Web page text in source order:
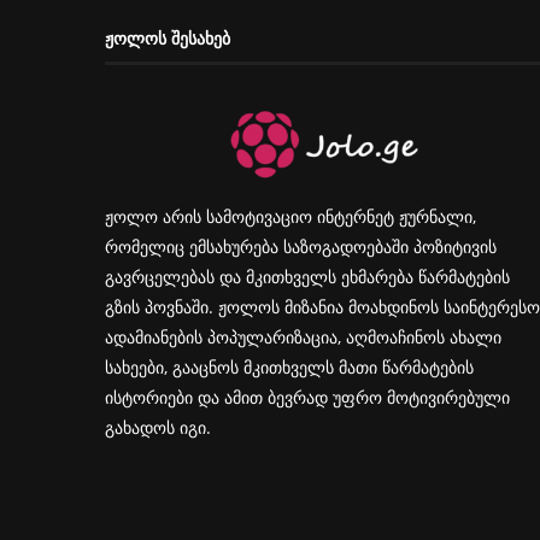
ᲟᲝᲚᲝᲡ ᲨᲔᲡᲐᲮᲔᲑ
ჟოლო არის სამოტივაციო ინტერნეტ ჟურნალი,
რომელიც ემსახურება საზოგადოებაში პოზიტივის
გავრცელებას და მკითხველს ეხმარება წარმატების
გზის პოვნაში. ჟოლოს მიზანია მოახდინოს საინტერესო
ადამიანების პოპულარიზაცია, აღმოაჩინოს ახალი
სახეები, გააცნოს მკითხველს მათი წარმატების
ისტორიები და ამით ბევრად უფრო მოტივირებული
გახადოს იგი.